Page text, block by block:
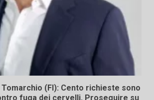
(FI): Cento richieste sono
fuga dei cervelli. Proseguire su